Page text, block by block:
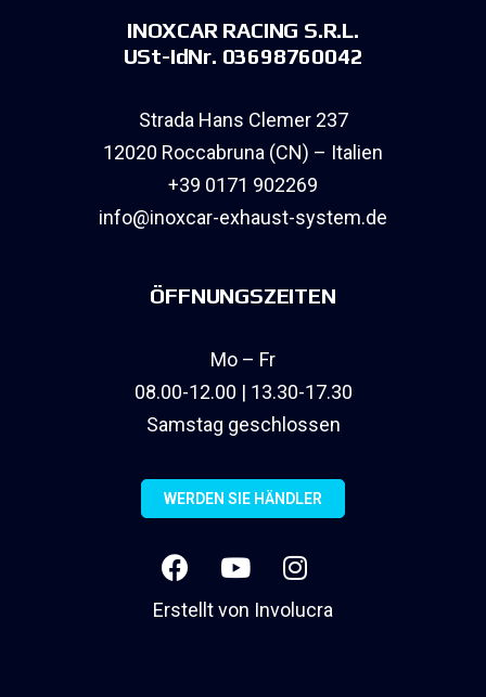
INOXCAR RACING S.R.L.
USt-IdNr. 03698760042
Strada Hans Clemer 237
12020 Roccabruna (CN) – Italien
+39 0171 902269
info@inoxcar-exhaust-system.de
ÖFFNUNGSZEITEN
Mo – Fr
08.00-12.00 | 13.30-17.30
Samstag geschlossen
WERDEN SIE HÄNDLER
Erstellt von Involucra